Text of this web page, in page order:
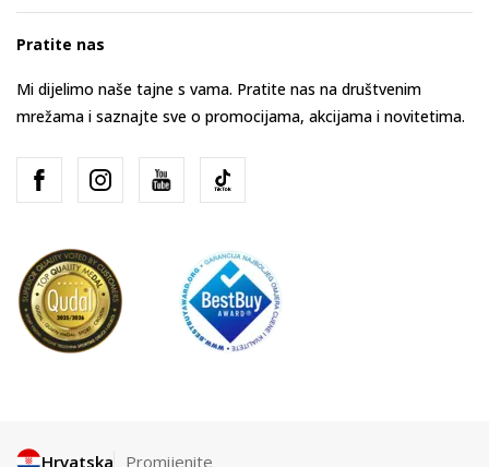
Pratite nas
Mi dijelimo naše tajne s vama. Pratite nas na društvenim
mrežama i saznajte sve o promocijama, akcijama i novitetima.
Hrvatska Promijenite